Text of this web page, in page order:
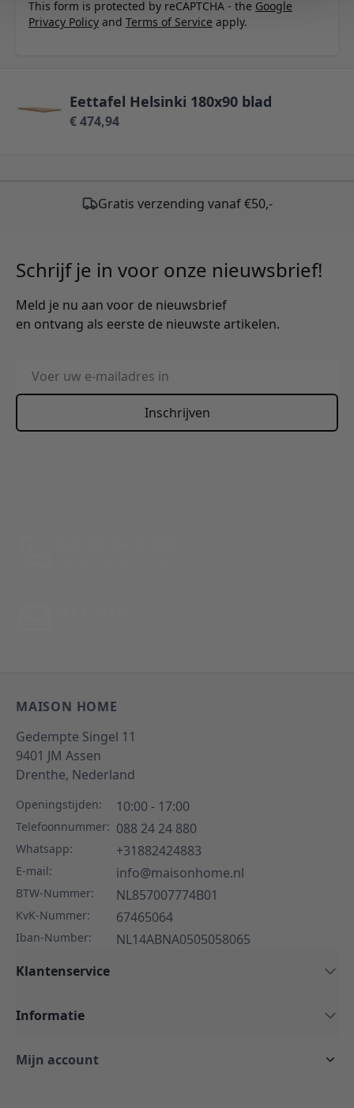
This form is protected by reCAPTCHA - the Google
Privacy Policy and Terms of Service apply.
Eettafel Helsinki 180x90 blad
€ 474,94
Schrijf je in voor onze nieuwsbrief!
Meld je nu aan voor de nieuwsbrief
en ontvang als eerste de nieuwste artikelen.
E-mailadres
Inschrijven
MAISON HOME
Gedempte Singel 11
9401 JM Assen
Drenthe, Nederland
Openingstijden: 10:00 - 17:00
Telefoonnummer: 088 24 24 880
Whatsapp: +31882424883
E-mail: info@maisonhome.nl
BTW-Nummer: NL857007774B01
KvK-Nummer: 67465064
Iban-Number:
NL14ABNA0505058065
Klantenservice
Informatie
Mijn account